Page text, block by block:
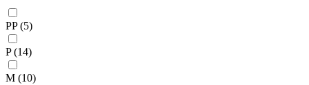
PP(5)
P(14)
M (10)